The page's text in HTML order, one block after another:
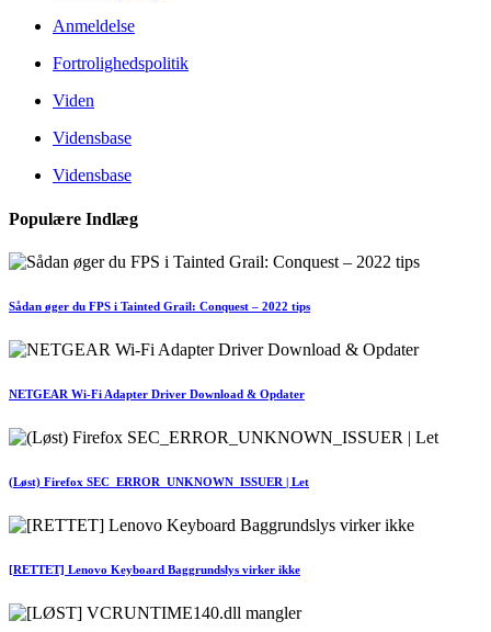
Anmeldelse
Fortrolighedspolitik
Viden
Vidensbase
Vidensbase
Populære Indlæg
Sådan øger du FPS i Tainted Grail: Conquest – 2022 tips
NETGEAR Wi-Fi Adapter Driver Download & Opdater
(Løst) Firefox SEC_ERROR_UNKNOWN_ISSUER | Let
[RETTET] Lenovo Keyboard Baggrundslys virker ikke